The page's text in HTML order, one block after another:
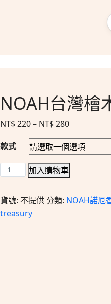
NOAH台灣檜
NT$220– NT$280
款式
加入購物車
貨號: 不提供分類: NOAH諾厄
treasury